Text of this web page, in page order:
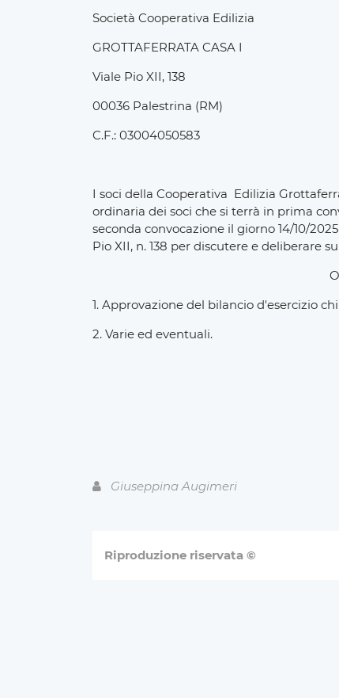
Società Cooperativa Edilizia
GROTTAFERRATA CASA I
Viale Pio XII, 138
00036 Palestrina (RM)
C.F.: 03004050583
I soci della Cooperativa Edilizia
ordinaria dei soci che si terrà in prima
seconda convocazione il giorno 14/10/
Pio XII, n. 138 per discutere e deliberare
1. Approvazione del bilancio d'esercizio
2. Varie ed eventuali.
Il
Anconitano
Giuseppina Augimeri
Riproduzione riservata ©